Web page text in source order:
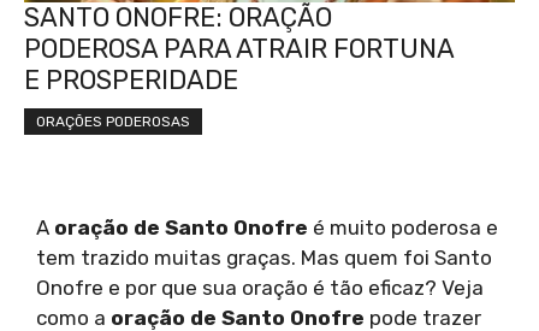
SANTO ONOFRE: ORAÇÃO
PODEROSA PARA ATRAIR FORTUNA
E PROSPERIDADE
ORAÇÕES PODEROSAS
A oração de Santo Onofre é muito poderosa e
tem trazido muitas graças. Mas quem foi Santo
Onofre e por que sua oração é tão eficaz? Veja
como a oração de Santo Onofre pode trazer